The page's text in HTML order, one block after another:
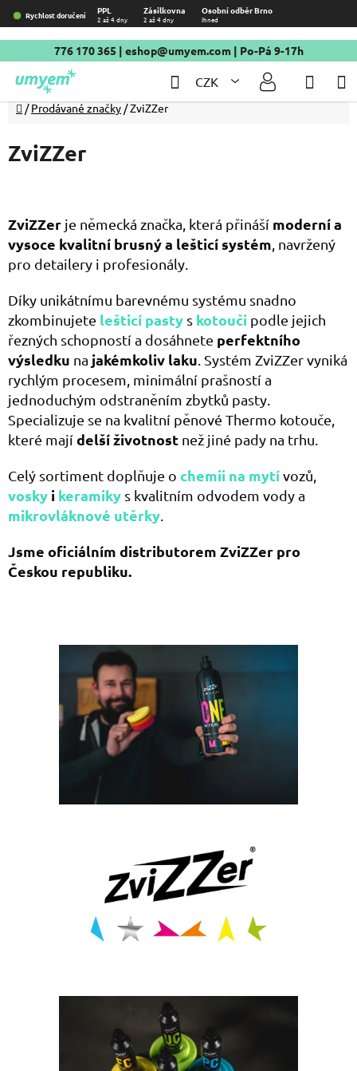
Přejít
na
obsah
Rychlost doručení PPL Zásilkovna Osobní odběr Brno
2 až 4 dny 2 až 4 dny Ihned
776 170 365 | eshop@umyem.com| Po-Pá 9-17h
CZK
Hledat
Domů
/ Prodávané značky /ZviZZer
ZviZZer
ZviZZer je německá značka, která přináší moderní a
vysoce kvalitní brusný a lešticí systém , navržený
pro detailery i profesionály.
Díky unikátnímu barevnému systému snadno
zkombinujete lešticí pasty s kotouči podle jejich
řezných schopností a dosáhnete perfektního
výsledku na jakémkoliv laku . Systém ZviZZer vyniká
rychlým procesem, minimální prašností a
jednoduchým odstraněním zbytků pasty.
Specializuje se na kvalitní pěnové Thermo kotouče,
které majídelší životnost než jiné pady na trhu.
Celý sortiment doplňuje o chemii na mytívozů,
vosky i keramiky s kvalitním odvodem vody a
mikrovláknové utěrky
Jsme oficiálním distributorem ZviZZer pro
Českou republiku.